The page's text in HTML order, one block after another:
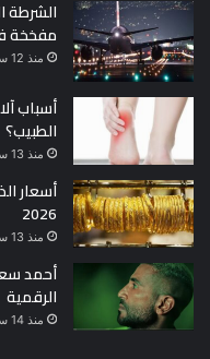
الشرطة
مفخخة
منذ 12 ساعة
أسباب
الطبيب؟
منذ 13 ساعة
2026
منذ 13 ساعة
أحمد
الرقمية
منذ 14 ساعة